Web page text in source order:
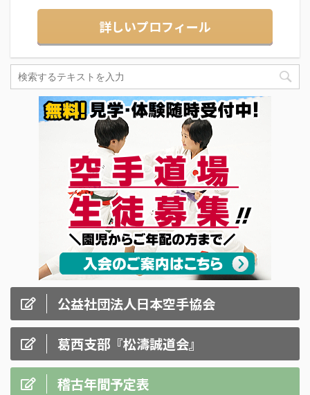
詳しいプロフィール
公益社団法人日本空手協会
葛西支部『松濤誠道会』
稽古年間予定表